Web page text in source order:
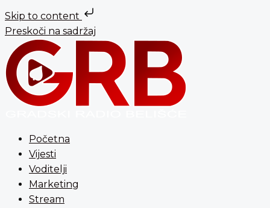
Skip to content
Preskoči na sadržaj
Početna
Vijesti
Voditelji
Marketing
Stream